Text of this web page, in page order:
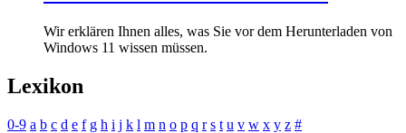
Wir erklären Ihnen alles, was Sie vor dem Herunterladen von
Windows 11 wissen müssen.
Lexikon
0-9 a b c d e f g h i j k l m n o p q r s t u v w x y z #